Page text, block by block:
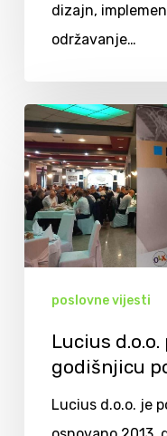
dizajn,
održavanje…
poslovne vijesti
Lucius
godišnjicu
Lucius d.o.o. je